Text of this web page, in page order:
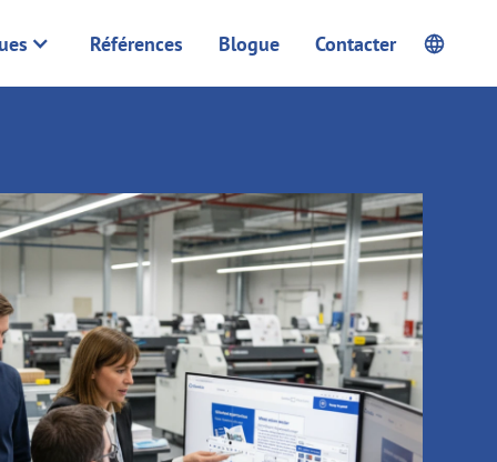
Références Blogue Contacter